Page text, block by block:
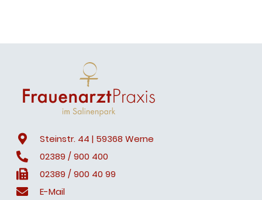
Steinstr. 44 | 59368 Werne
02389 / 900 400
02389 / 900 40 99
E-Mail